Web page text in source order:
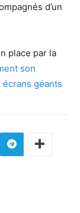
d’un
place par la
son
géants